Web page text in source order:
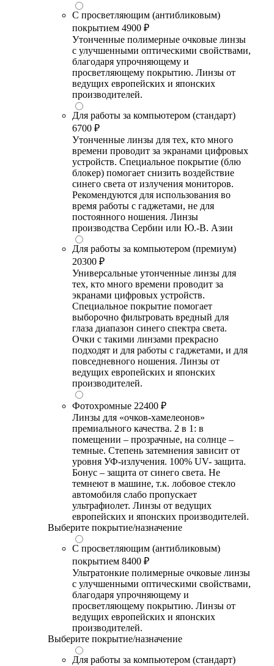
С просветляющим (антибликовым)
покрытием 4900 ₽
Утонченные полимерные очковые линзы
с улучшенными оптическими свойствами,
благодаря упрочняющему и
просветляющему покрытию. Линзы от
ведущих европейских и японских
производителей.
Для работы за компьютером (стандарт)
6700 ₽
Утонченные линзы для тех, кто много
времени проводит за экранами цифровых
устройств. Специальное покрытие (блю
блокер) помогает снизить воздействие
синего света от излучения мониторов.
Рекомендуются для использования во
время работы с гаджетами, не для
постоянного ношения. Линзы
производства Сербии или Ю.-В. Азии
Для работы за компьютером (премиум)
20300 ₽
Универсальные утонченные линзы для
тех, кто много времени проводит за
экранами цифровых устройств.
Специальное покрытие помогает
выборочно фильтровать вредный для
глаза диапазон синего спектра света.
Очки с такими линзами прекрасно
подходят и для работы с гаджетами, и для
повседневного ношения. Линзы от
ведущих европейских и японских
производителей.
Фотохромные 22400 ₽
Линзы для «очков-хамелеонов»
премиального качества. 2 в 1: в
помещении – прозрачные, на солнце –
темные. Степень затемнения зависит от
уровня УФ-излучения. 100% UV- защита.
Бонус – защита от синего света. Не
темнеют в машине, т.к. лобовое стекло
автомобиля слабо пропускает
ультрафиолет. Линзы от ведущих
европейских и японских производителей.
Выберите покрытие/назначение
С просветляющим (антибликовым)
покрытием 8400 ₽
Ультратонкие полимерные очковые линзы
с улучшенными оптическими свойствами,
благодаря упрочняющему и
просветляющему покрытию. Линзы от
ведущих европейских и японских
производителей.
Выберите покрытие/назначение
Для работы за компьютером (стандарт)